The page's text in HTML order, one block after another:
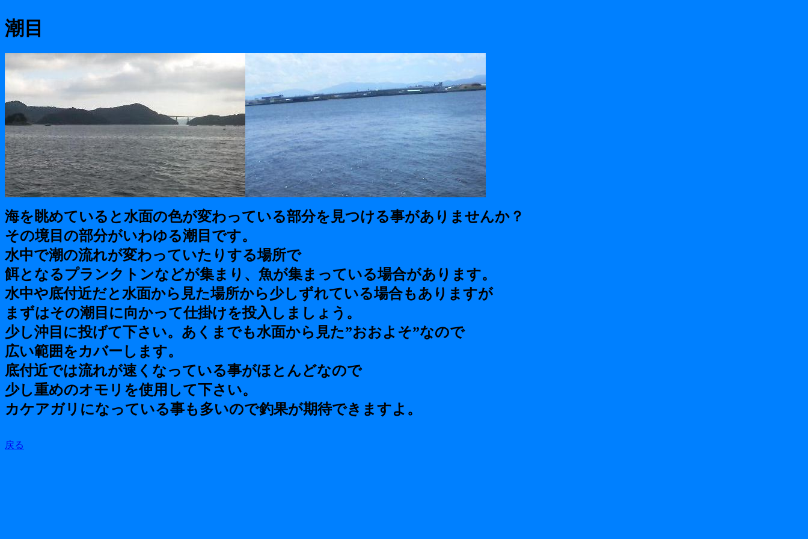
潮目
海を眺めていると水面の色が変わっている部分を見つける事がありませんか？
その境目の部分がいわゆる潮目です。
水中で潮の流れが変わっていたりする場所で
餌となるプランクトンなどが集まり、魚が集まっている場合があります。
水中や底付近だと水面から見た場所から少しずれている場合もありますが
まずはその潮目に向かって仕掛けを投入しましょう。
少し沖目に投げて下さい。あくまでも水面から見た”おおよそ”なので
広い範囲をカバーします。
底付近では流れが速くなっている事がほとんどなので
少し重めのオモリを使用して下さい。
カケアガリになっている事も多いので釣果が期待できますよ。
戻る